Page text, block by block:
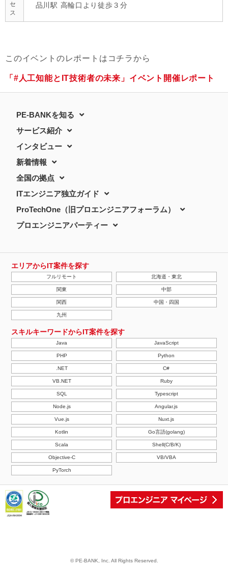
セ
ス
品川駅 高輪口より徒歩３分
このイベントのレポートはコチラから
「#人工知能とIT技術者の未来」イベント開催レポート
PE-BANKを知る
サービス紹介
インタビュー
新着情報
全国の拠点
ITエンジニア独立ガイド
ProTechOne（旧プロエンジニアフォーラム）
プロエンジニアパーティー
エリアからIT案件を探す
フルリモート 北海道・東北
関東 中部
関西 中国・四国
九州
スキルキーワードからIT案件を探す
Java JavaScript
PHP Python
.NET C#
VB.NET Ruby
SQL Typescript
Node.js Angular.js
Vue.js Nuxt.js
Kotlin Go言語(golang)
Scala Shell(C/B/K)
Objective-C VB/VBA
PyTorch
© PE-BANK, Inc. All Rights Reserved.